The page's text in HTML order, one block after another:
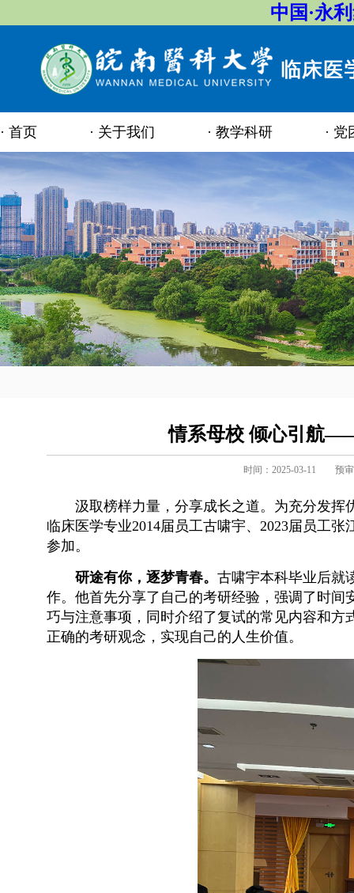
中国·永
首页 关于我们 教学科研 党
情系母校 倾心引航
时间：2025-03-11 预
汲取榜样力量，分享成长之道。为充分发挥
临床医学专业2014届 员工古啸宇、2023届员工张
参加。
研途有你，逐梦青春。 古啸宇本科毕业后就
作。他首先分享了自己的考研经验，强调了时
巧与注意事项，同时介绍了复试的常见内容和
正确的考研观念，实现自己的人生价值。